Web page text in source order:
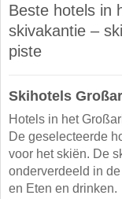
Beste hotels in
skivakantie –
piste
Skihotels
Hotels in het
De geselecteerde
voor het skiën. De
onderverdeeld in
en Eten en drinken.